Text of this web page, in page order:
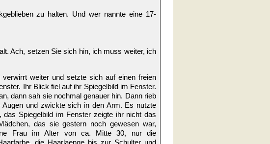
zu halten. Und wer nannte eine 17-
Ach, setzen Sie sich hin, ich muss weiter, ich
verwirrt weiter und setzte sich auf einen freien
Ihr Blick fiel auf ihr Spiegelbild im Fenster.
dann sah sie nochmal genauer hin. Dann rieb
Augen und zwickte sich in den Arm. Es nutzte
das Spiegelbild im Fenster zeigte ihr nicht das
das sie gestern noch gewesen war,
Frau im Alter von ca. Mitte 30, nur die
die Haarlaenge bis zur Schulter und